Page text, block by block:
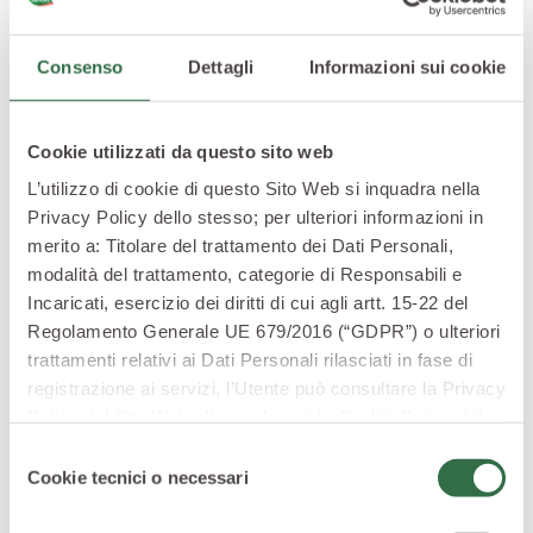
Consenso Dettagli Informazioni sui cookie
Cookie utilizzati da questo sito web
L’utilizzo di cookie di questo Sito Web si inquadra nella
Privacy Policy dello stesso; per ulteriori informazioni in
merito a: Titolare del trattamento dei Dati Personali,
modalità del trattamento, categorie di Responsabili e
Incaricati, esercizio dei diritti di cui agli artt. 15-22 del
Regolamento Generale UE 679/2016 (“GDPR”) o ulteriori
trattamenti relativi ai Dati Personali rilasciati in fase di
registrazione ai servizi, l’Utente può consultare la Privacy
specifiche per i servizi forniti tramite il Sito Web.
delCookie tecnici o necessari
Zucca Delica nasconde una polpa arancione intensa,
profumata e dolce. Una volta cotta, sprigiona un sapore
morbido e avvolgente, perfetto per vellutate, risotti e
secondi piatti.